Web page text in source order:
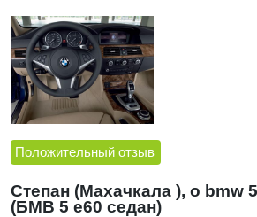
Положительный отзыв
Степан (Махачкала ), о bmw
(БМВ 5 е60 седан)